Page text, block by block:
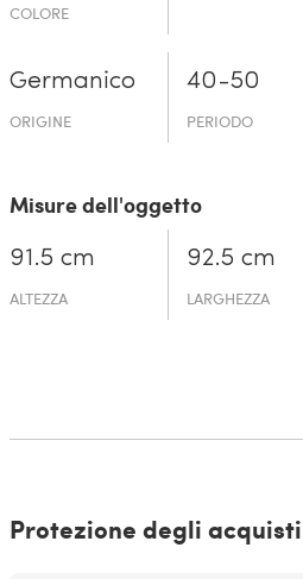
COLORE
Germanico
ORIGINE
40-50
PERIODO
Misure dell'oggetto
91.5 cm
ALTEZZA
92.5 cm
LARGHEZZA
Protezione degli acquisti